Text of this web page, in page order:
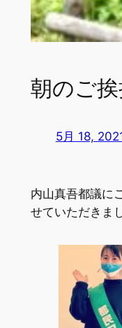
朝のご
5月 18,
内山真吾都議に
せていただきま